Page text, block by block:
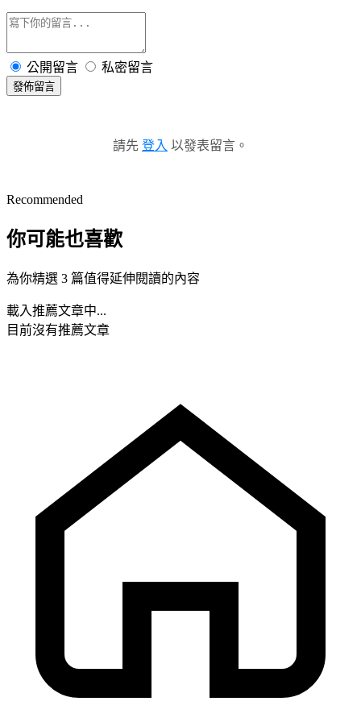
公開留言 私密留言
發佈留言
請先 登入 以發表留言。
Recommended
你可能也喜歡
為你精選 3 篇值得延伸閱讀的內容
載入推薦文章中...
目前沒有推薦文章